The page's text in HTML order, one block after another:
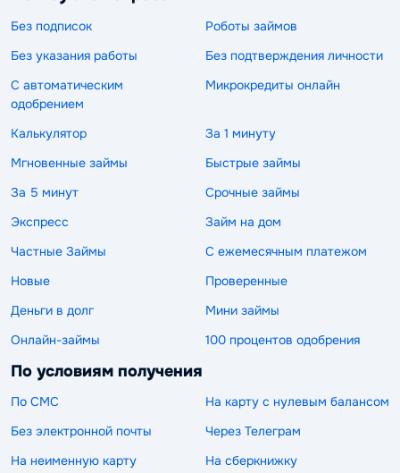
Без подписок
Роботы займов
Без указания работы
Без подтверждения личности
С автоматическим
одобрением
Микрокредиты онлайн
Калькулятор
За 1 минуту
Мгновенные займы
Быстрые займы
За 5 минут
Срочные займы
Экспресс
Займ на дом
Частные Займы
С ежемесячным платежом
Новые
Проверенные
Деньги в долг
Мини займы
Онлайн-займы
100 процентов одобрения
По условиям получения
По СМС
На карту с нулевым балансом
Без электронной почты
Через Телеграм
На неименную карту
На сберкнижку